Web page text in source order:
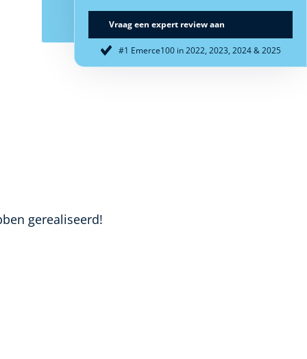
Vraag een expert review aan
#1 Emerce100 in 2022, 2023, 2024 & 2025
gerealiseerd!